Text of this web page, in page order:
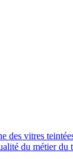
des vitres
du métier du